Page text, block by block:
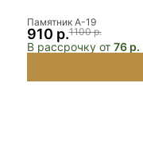
Памятник А-19
910 р.1100 р.
В рассрочку от 76 р.